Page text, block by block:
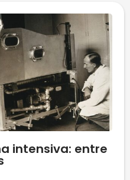
intensiva: entre